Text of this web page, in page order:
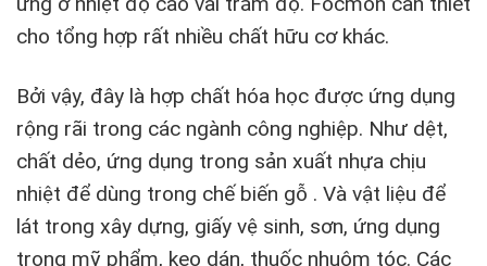
cho tổng hợp rất nhiều chất hữu cơ khác.
Bởi vậy, đây là hợp chất hóa học được ứng dụng
rộng rãi trong các ngành công nghiệp. Như dệt,
chất dẻo, ứng dụng trong sản xuất nhựa chịu
nhiệt để dùng trong chế biến gỗ . Và vật liệu để
lát trong xây dựng, giấy vệ sinh, sơn, ứng dụng
trong mỹ phẩm, keo dán, thuốc nhuộm tóc. Các